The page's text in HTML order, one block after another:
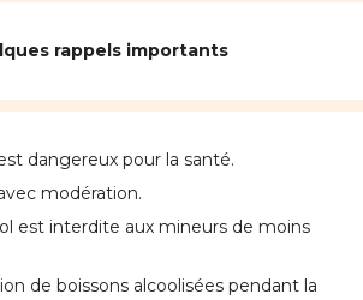
rappels importants
dangereux pour la santé.
modération.
est interdite aux mineurs de moins
de boissons alcoolisées pendant la